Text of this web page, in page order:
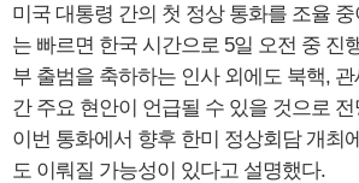
미국 대통령 간의 첫 정상 통화를 조율
는 빠르면 한국 시간으로 5일 오전 중 진
부 출범을 축하하는 인사 외에도 북핵,
간 주요 현안이 언급될 수 있을 것으로
이번 통화에서 향후 한미 정상회담 개최
도 이뤄질 가능성이 있다고 설명했다.